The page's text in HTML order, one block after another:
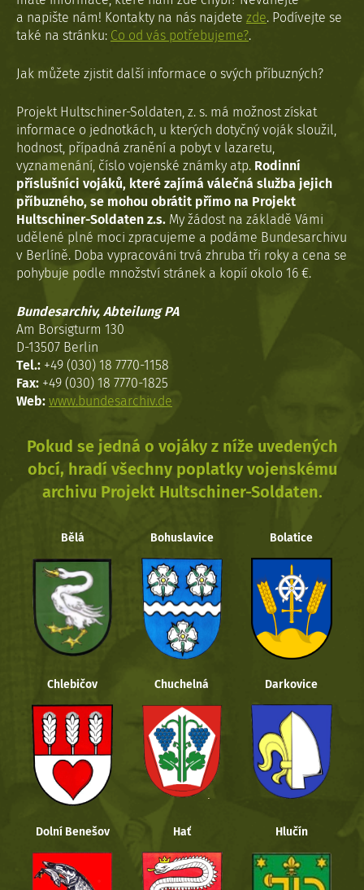
a napište nám! Kontakty na nás najdete zde. Podívejte se
také na stránku: Co od vás potřebujeme?.
Jak můžete zjistit další informace o svých příbuzných?
Projekt Hultschiner-Soldaten, z. s. má možnost získat
informace o jednotkách, u kterých dotyčný voják sloužil,
hodnost, případná zranění a pobyt v lazaretu,
vyznamenání, číslo vojenské známky atp. Rodinní
příslušníci vojáků, které zajímá válečná služba jejich
příbuzného, se mohou obrátit přímo na Projekt
Hultschiner-Soldaten z.s. My žádost na základě Vámi
udělené plné moci zpracujeme a podáme Bundesarchivu
v Berlíně. Doba vypracováni trvá zhruba tři roky a cena se
pohybuje podle množství stránek a kopií okolo 16 €.
Bundesarchiv, Abteilung PA
Am Borsigturm 130
D-13507 Berlin
Tel.: +49 (030) 18 7770-1158
Fax: +49 (030) 18 7770-1825
Web: www.bundesarchiv.de
Pokud se jedná o vojáky z níže uvedených
obcí, hradí všechny poplatky vojenskému
archivu Projekt Hultschiner-Soldaten.
Bělá Bohuslavice Bolatice
Chlebičov Chuchelná Darkovice
Dolní Benešov Hať Hlučín